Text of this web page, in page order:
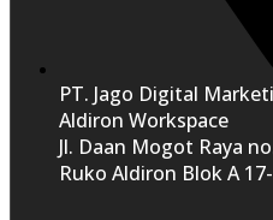
PT. Jago Digital
Aldiron Workspace
Jl. Daan Mogot Raya
Ruko Aldiron Blok A